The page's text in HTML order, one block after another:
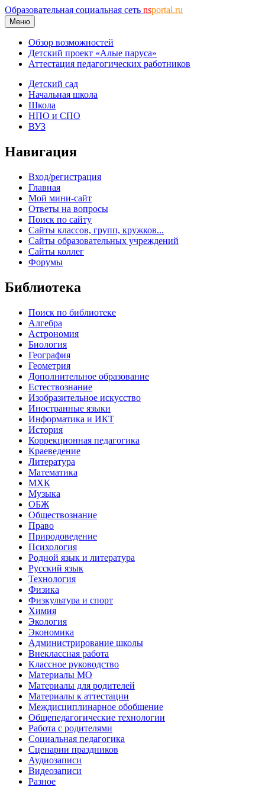
Образовательная социальная сеть nsportal.ru
Меню
Обзор возможностей
Детский проект «Алые паруса»
Аттестация педагогических работников
Детский сад
Начальная школа
Школа
НПО и СПО
ВУЗ
Навигация
Вход/регистрация
Главная
Мой мини-сайт
Ответы на вопросы
Поиск по сайту
Сайты классов, групп, кружков...
Сайты образовательных учреждений
Сайты коллег
Форумы
Библиотека
Поиск по библиотеке
Алгебра
Астрономия
Биология
География
Геометрия
Дополнительное образование
Естествознание
Изобразительное искусство
Иностранные языки
Информатика и ИКТ
История
Коррекционная педагогика
Краеведение
Литература
Математика
МХК
Музыка
ОБЖ
Обществознание
Право
Природоведение
Психология
Родной язык и литература
Русский язык
Технология
Физика
Физкультура и спорт
Химия
Экология
Экономика
Администрирование школы
Внеклассная работа
Классное руководство
Материалы МО
Материалы для родителей
Материалы к аттестации
Междисциплинарное обобщение
Общепедагогические технологии
Работа с родителями
Социальная педагогика
Сценарии праздников
Аудиозаписи
Видеозаписи
Разное